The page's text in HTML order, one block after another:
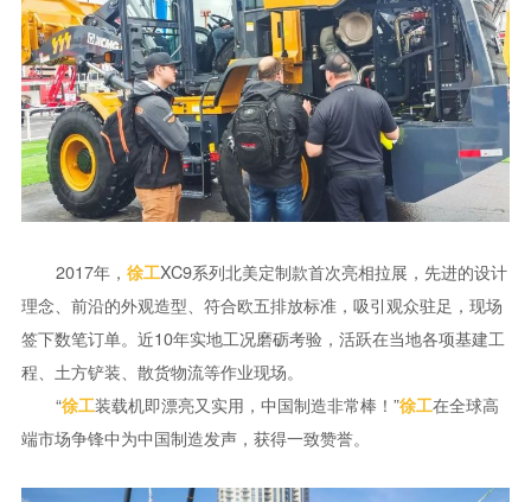
2017年， 徐工XC9系列北美定制款首次亮相拉展，先进的设计
理念、前沿的外观造型、符合欧五排放标准，吸引观众驻足，现场
签下数笔订单。近10年实地工况磨砺考验，活跃在当地各项基建工
程、土方铲装、散货物流等作业现场。
“徐工装载机即漂亮又实用，中国制造非常棒！”徐工在全球高
端市场争锋中为中国制造发声，获得一致赞誉。